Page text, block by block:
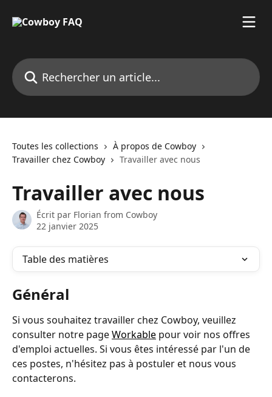
Rechercher un article...
Toutes les collections
À propos de Cowboy
Travailler chez Cowboy
Travailler avec nous
Travailler avec nous
Écrit par Florian from Cowboy
22 janvier 2025
Table des matières
Général
Si vous souhaitez travailler chez Cowboy, veuillez
consulter notre page Workable pour voir nos offres
d'emploi actuelles. Si vous êtes intéressé par l'un de
ces postes, n'hésitez pas à postuler et nous vous
contacterons.